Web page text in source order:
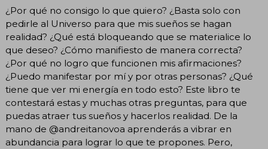
¿Por qué no consigo lo que quiero? ¿Basta solo con
pedirle al Universo para que mis sueños se hagan
realidad? ¿Qué está bloqueando que se materialice lo
que deseo? ¿Cómo manifiesto de manera correcta?
¿Por qué no logro que funcionen mis afirmaciones?
¿Puedo manifestar por mí y por otras personas? ¿Qué
tiene que ver mi energía en todo esto? Este libro te
contestará estas y muchas otras preguntas, para que
puedas atraer tus sueños y hacerlos realidad. De la
mano de @andreitanovoa aprenderás a vibrar en
abundancia para lograr lo que te propones. Pero,